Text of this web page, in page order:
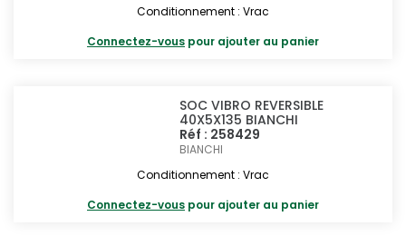
Conditionnement : Vrac
Connectez-vous pour ajouter au panier
SOC VIBRO REVERSIBLE
40X5X135 BIANCHI
Réf : 258429
BIANCHI
Conditionnement : Vrac
Connectez-vous pour ajouter au panier